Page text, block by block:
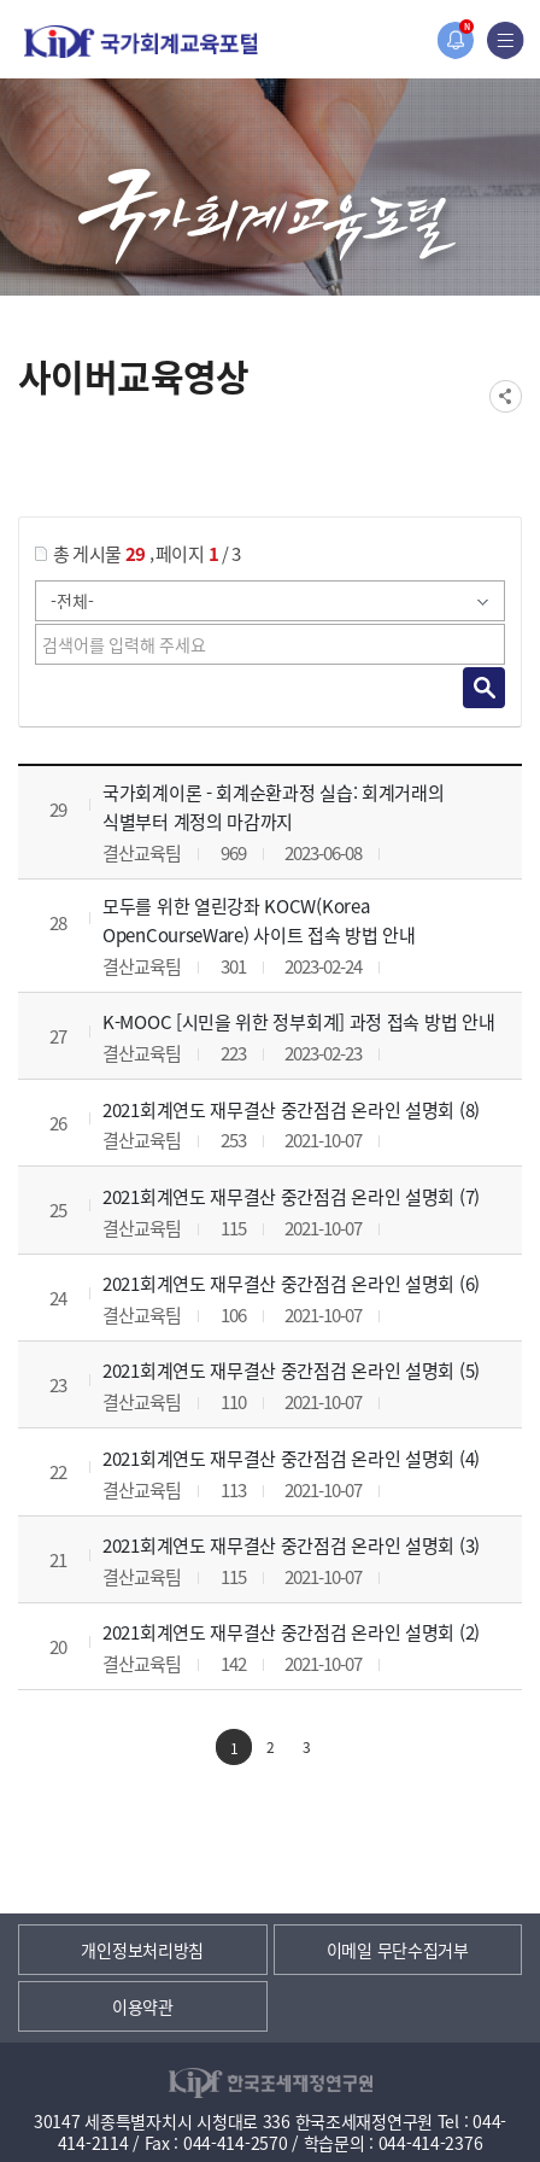
N
홈페이지가 새롭게 개편되었습니다.
한국조세재정연구원홈페이지가 새롭게 개설되었습니다.
사이버교육영상
총 게시물29 ,페이지 1/ 3
사이버교육영상 목록 으로 번호, 제목, 작성자, 조회수, 등록 일, 첨부파일로 나열 되고 있습니다.
29
국가회계이론 - 회계순환과정 실습: 회계거래의
식별부터 계정의 마감까지
결산교육팀
969 2023-06-08
28
모두를 위한 열린강좌 KOCW(Korea
OpenCourseWare) 사이트 접속 방법 안내
결산교육팀
301 2023-02-24
27
K-MOOC [시민을 위한 정부회계] 과정 접속 방법 안내
결산교육팀
223 2023-02-23
26
2021회계연도 재무결산 중간점검 온라인 설명회 (8)
결산교육팀
253 2021-10-07
25
2021회계연도 재무결산 중간점검 온라인 설명회 (7)
결산교육팀
115 2021-10-07
24
2021회계연도 재무결산 중간점검 온라인 설명회 (6)
결산교육팀
106 2021-10-07
23
2021회계연도 재무결산 중간점검 온라인 설명회 (5)
결산교육팀
110 2021-10-07
22
2021회계연도 재무결산 중간점검 온라인 설명회 (4)
결산교육팀
113 2021-10-07
21
2021회계연도 재무결산 중간점검 온라인 설명회 (3)
결산교육팀
115 2021-10-07
20
2021회계연도 재무결산 중간점검 온라인 설명회 (2)
결산교육팀
142 2021-10-07
1 2 3
개인정보처리방침 이메일 무단수집거부
이용약관
30147 세종특별자치시 시청대로 336 한국조세재정연구원 Tel : 044-
414-2114 / Fax : 044-414-2570 / 학습문의 : 044-414-2376